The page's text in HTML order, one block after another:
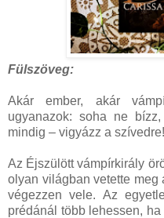
Fülszöveg:
Akár ​ember, akár
ugyanazok: soha ne
mindig – vigyázz a szívedre!
Az Éjszülött vámpírkirály
olyan világban vetette meg
végezzen vele. Az
prédánál több lehessen,